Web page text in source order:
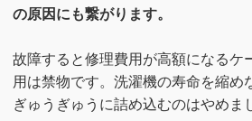
の原因にも繋がります。
故障すると修理費用が高額になるケ
用は禁物です。洗濯機の寿命を縮め
ぎゅうぎゅうに詰め込むのはやめま